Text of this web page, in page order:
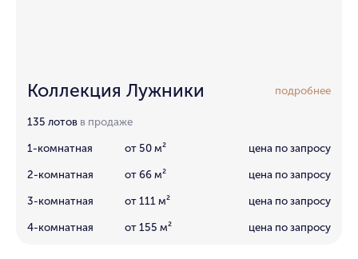
Коллекция Лужники подробнее
135 лотов в продаже
1-комнатная от 50 м² цена по запросу
2-комнатная от 66 м² цена по запросу
3-комнатная от 111 м² цена по запросу
4-комнатная от 155 м² цена по запросу